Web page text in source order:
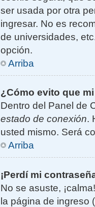
ser usada por otra
ingresar. No es
de universidades,
opción.
Arriba
¿Cómo evito que
Dentro del Panel de
estado de conexión.
usted mismo. Será
Arriba
¡Perdí mi
No se asuste,
la página de ingreso